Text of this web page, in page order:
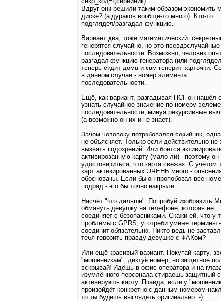
Вдруг они решили таким образом экономить
диске? (а дураков вообще-то много). Кто-то
подглядел/разгадал функцию.
Вариант два, тоже математический:
генерятся случайно, но это псевдослучайные
последовательности. Возможно, человек
разгадал функцию генератора (или
теперь сидит дома и сам генерит карточки.
в данном случае - номер элемента
последовательности.
Ещё, как вариант, разгадывая ПСГ он нашёл
узнать случайное значение по номеру
последовательности, минуя рекурсивные
(а возможно он их и не знает).
Зачем человеку потребовался серийник,
не объясняет. Только если действительно не
вызвать подозрений. Или боится
активированную карту (мало ли) - поэтому он
удостовериться, что карта свежая. С учётом
карт активированных ОЧЕНЬ много -
обоснованы. Если бы он пропобовал все
подряд - его бы точно накрыли.
Насчёт "что дальше". Попробуй изобразить
обмануть девушку на телефоне, которая не
соединяет с безопасниками. Скажи ей, что у
проблемы с GPRS, употреби умные термины -
соединит обязательно. Никто ведь не
тебя говорить правду девушке с ФАКом?
Или ещё красивый вариант. Покупай карту,
"мошенникам", диктуй номер, но защитное
вскрывай! Идёшь в офис оператора и на
изумлённого персонала стираешь защитный
активируешь карту. Правда, если у
произойдёт конкретно с данным номером
то ты будешь выглядеть оригинально :-)